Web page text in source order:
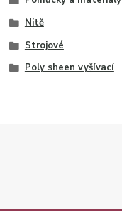
Nitě
Strojové
Poly sheen vyšívací